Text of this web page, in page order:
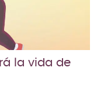
la vida de